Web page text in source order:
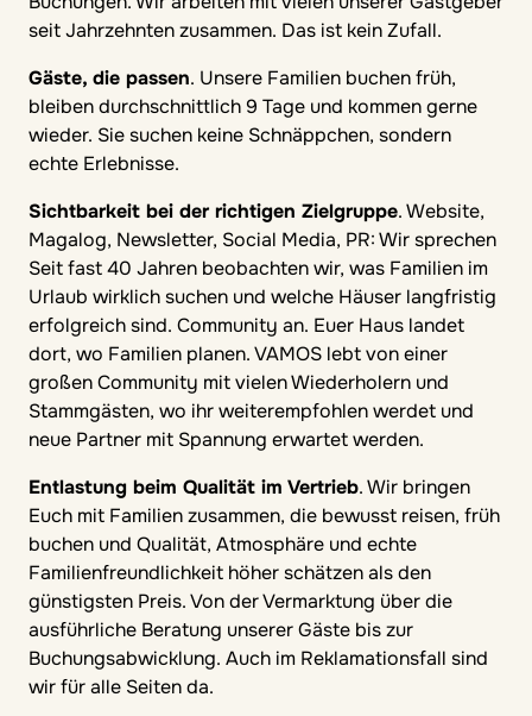
seit Jahrzehnten zusammen. Das ist kein Zufall.
Gäste, die passen. Unsere Familien buchen früh,
bleiben durchschnittlich 9 Tage und kommen gerne
wieder. Sie suchen keine Schnäppchen, sondern
echte Erlebnisse.
Sichtbarkeit bei der richtigen Zielgruppe. Website,
Magalog, Newsletter, Social Media, PR: Wir sprechen
Seit fast 40 Jahren beobachten wir, was Familien im
Urlaub wirklich suchen und welche Häuser langfristig
erfolgreich sind. Community an. Euer Haus landet
dort, wo Familien planen. VAMOS lebt von einer
großen Community mit vielen Wiederholern und
Stammgästen, wo ihr weiterempfohlen werdet und
neue Partner mit Spannung erwartet werden.
Entlastung beim Qualität im Vertrieb. Wir bringen
Euch mit Familien zusammen, die bewusst reisen, früh
buchen und Qualität, Atmosphäre und echte
Familienfreundlichkeit höher schätzen als den
günstigsten Preis. Von der Vermarktung über die
ausführliche Beratung unserer Gäste bis zur
Buchungsabwicklung. Auch im Reklamationsfall sind
wir für alle Seiten da.